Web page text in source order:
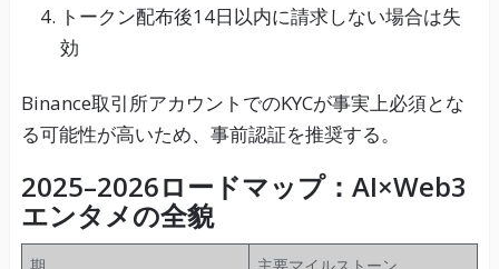
トークン配布後14日以内に請求しない場合は失
効
Binance取引所アカウントでのKYCが事実上必須とな
る可能性が高いため、事前認証を推奨する。
2025–2026ロードマップ：AI×Web3
エンタメの全貌